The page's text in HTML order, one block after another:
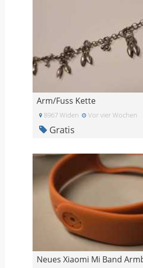
Arm/Fuss Kette
8967 Widen Vor vier Wochen
Gratis